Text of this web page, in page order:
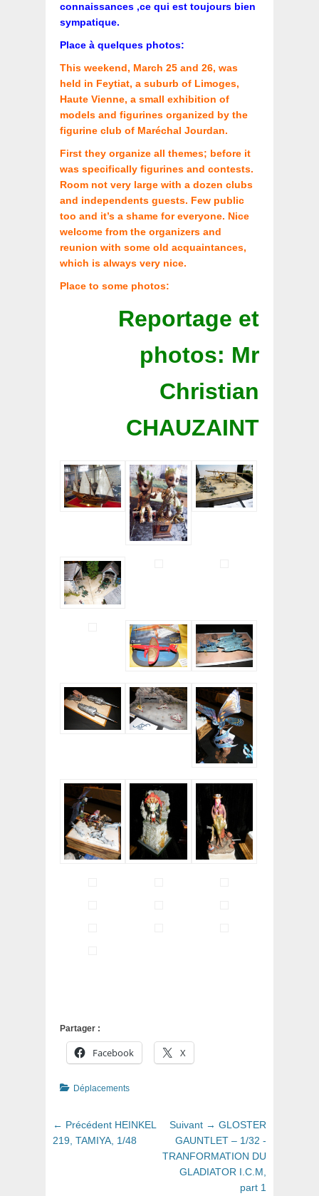
connaissances ,ce qui est toujours bien
sympatique.
Place à quelques photos:
This weekend, March 25 and 26, was
held in Feytiat, a suburb of Limoges,
Haute Vienne, a small exhibition of
models and figurines organized by the
figurine club of Maréchal Jourdan.
First they organize all themes; before it
was specifically figurines and contests.
Room not very large with a dozen clubs
and independents guests. Few public
too and it’s a shame for everyone. Nice
welcome from the organizers and
reunion with some old acquaintances,
which is always very nice.
Place to some photos:
Reportage et
photos: Mr
Christian
CHAUZAINT
Partager :
Facebook X
Catégories
Déplacements
Navigation
de
← Précédent Article
précédent
HEINKEL
219, TAMIYA, 1/48
Suivant → Article
suivant
:
GLOSTER
GAUNTLET – 1/32 -
TRANFORMATION DU
GLADIATOR I.C.M,
part 1